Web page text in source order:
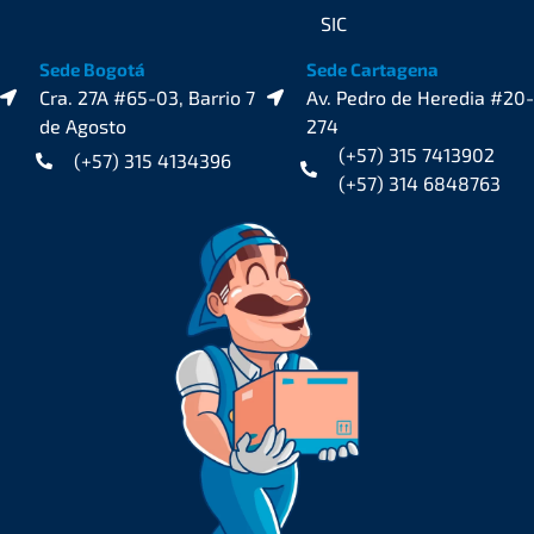
SIC
Sede Bogotá
Cra. 27A #65-03, Barrio 7
de Agosto
(+57) 315 4134396
Sede Cartagena
Av. Pedro de Heredia #20-
274
(+57) 315 7413902
(+57) 314 6848763